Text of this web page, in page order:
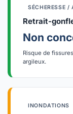
SÉCHERESSE /
Retrait-
Non
Risque de
argileux.
INONDATIONS